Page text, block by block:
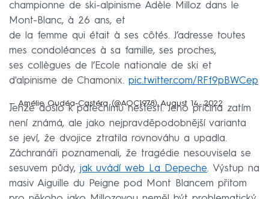
championne de ski-alpinisme Adèle Milloz dans le
Mont-Blanc, à 26 ans, et
de la femme qui était à ses côtés. J’adresse toutes
mes condoléances à sa famille, ses proches,
ses collègues de l’Ecole nationale de ski et
d'alpinisme de Chamonix. pic.twitter.com/RFf9pBWCep
— Amélie Oudéa-Castéra (@AOC1978) August 14, 2022
Jenže došlo k pátečnímu neštěstí. Jeho příčina zatím
není známá, ale jako nejpravděpodobnější varianta
se jeví, že dvojice ztratila rovnováhu a upadla.
Záchranáři poznamenali, že tragédie nesouvisela se
sesuvem půdy, jak uvádí web La Depeche. Výstup na
masiv Aiguille du Peigne pod Mont Blancem přitom